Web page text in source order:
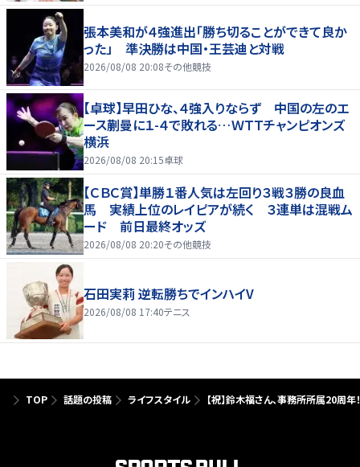
張本美和が４強進出「勝ち切ることができて良か
った」 準決勝は中国・王芸迪と対戦
2026/08/08 20:08その他競技
【卓球】早田ひな、４強入りならず 中国の左のエ
ース蒯曼に１-４で敗れる…ＷＴＴチャンピオンズ
横浜
2026/08/08 20:15卓球
【ＣＢＣ賞】単勝１番人気は左回り３戦３勝の良血
馬 実績上位のレイピアが続く ３連単は混戦ム
ード 前日最終オッズ
2026/08/08 20:20その他競技
石田実莉 逆転勝ちでインハイV
2026/08/08 17:40テニス
TOP 話題の投稿 ライフスタイル 【祝】鈴木福さん、事務所所属20周